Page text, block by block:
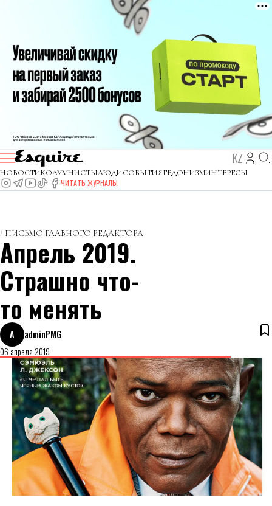
KZ
НОВОСТИКОЛУМНИСТЫЛЮДИСОБЫТИЯГЕДОНИЗМИНТЕРЕСЫ
ЧИТАТЬ ЖУРНАЛЫ
ПИСЬМО ГЛАВНОГО РЕДАКТОРА
Апрель 2019.
Страшно что-
то менять
A
adminPMG
06 апреля 2019